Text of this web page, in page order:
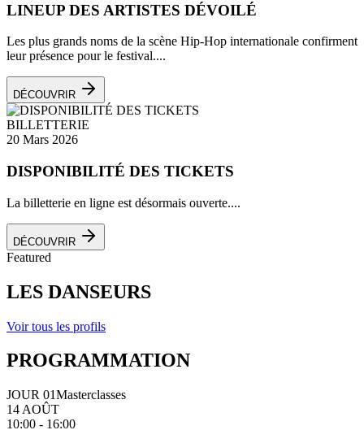
LINEUP DES ARTISTES DÉVOILÉ
Les plus grands noms de la scène Hip-Hop internationale confirment
leur présence pour le festival....
DÉCOUVRIR
BILLETTERIE
20 Mars 2026
DISPONIBILITÉ DES TICKETS
La billetterie en ligne est désormais ouverte....
DÉCOUVRIR
Featured
LES DANSEURS
Voir tous les profils
PROGRAMMATION
JOUR 01Masterclasses
14 AOÛT
10:00 - 16:00